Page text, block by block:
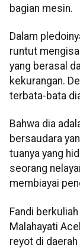
bagian mesin.
Dalam
runtut
yang berasal
kekurangan.
terbata-bata
Bahwa dia
bersaudara
tuanya yang
seorang
membiayai
Fandi
Malahayati
reyot di